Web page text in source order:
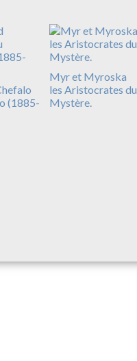
(1885-
Myr et Myroska
les Aristocrates du
Mystère.